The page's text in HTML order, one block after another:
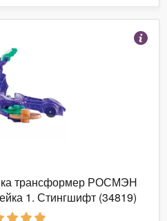
трансформер РОСМЭН
1. Стингшифт (34819)